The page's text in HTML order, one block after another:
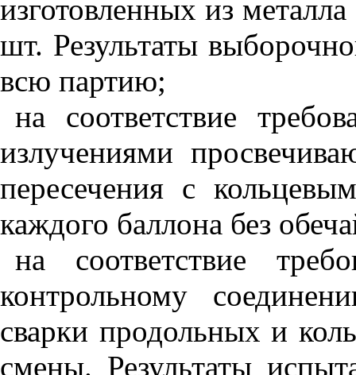
изготовленных из
шт. Результаты
всю партию;
на соответствие
излучениями
пересечения с
каждого баллона без
на соответствие
контрольному
сварки продольных и
смены. Результаты